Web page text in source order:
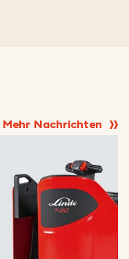
Mehr Nachrichten